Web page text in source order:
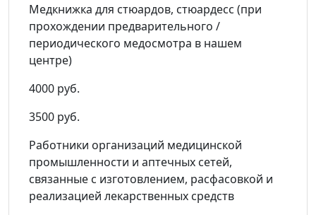
Медкнижка для стюардов, стюардесс (при
прохождении предварительного /
периодического медосмотра в нашем
центре)
4000 руб.
3500 руб.
Работники организаций медицинской
промышленности и аптечных сетей,
связанные с изготовлением, расфасовкой и
реализацией лекарственных средств